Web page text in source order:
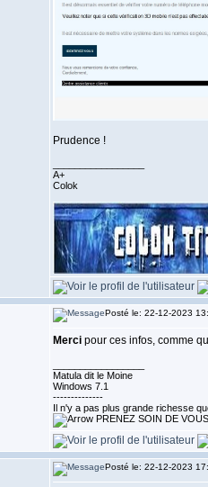
Prudence !
A+
Colok
Posté le: 22-12-2023
Mercipour ces infos, comme
Matula dit le Moine
Windows 7.1
--------------
Il n'y a pas plus grande richesse
PRENEZ SOIN DE VOUS
Posté le: 22-12-2023